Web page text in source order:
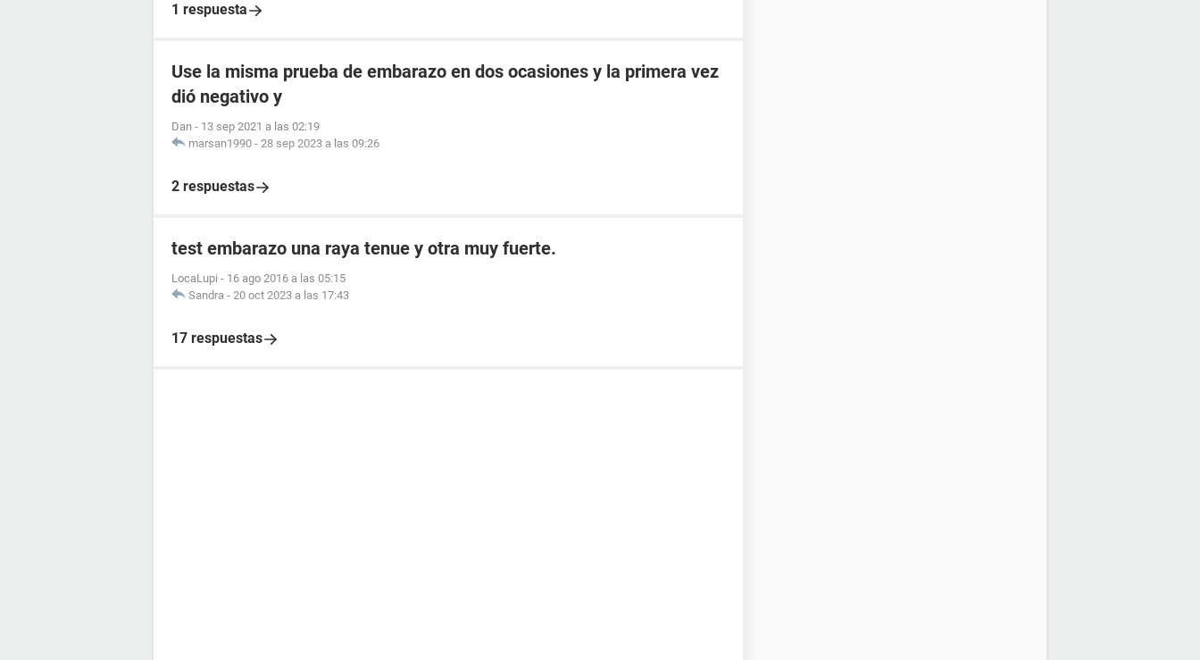
1 respuesta
Use la misma prueba de embarazo en dos ocasiones y la primera vez
dió negativo y
Dan - 13 sep 2021 a las 02:19
marsan1990 - 28 sep 2023 a las 09:26
2 respuestas
test embarazo una raya tenue y otra muy fuerte.
LocaLupi - 16 ago 2016 a las 05:15
Sandra - 20 oct 2023 a las 17:43
17 respuestas